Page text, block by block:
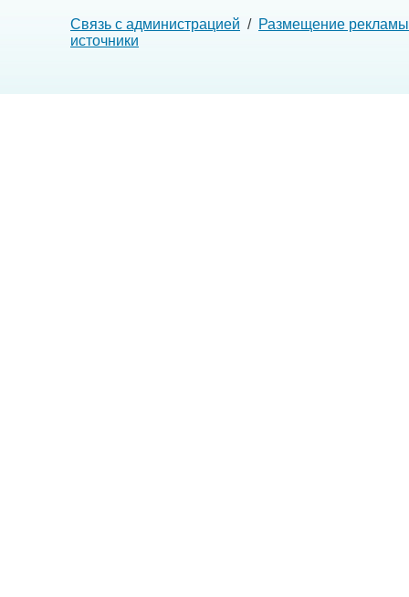
Связь с администрацией / Размещение рекламы
источники